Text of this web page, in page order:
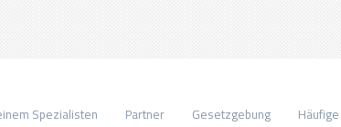
Spezialisten Partner Gesetzgebung